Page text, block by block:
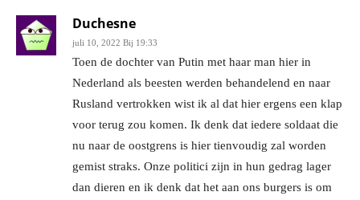
Duchesne
juli 10, 2022 Bij 19:33
Toen de dochter van Putin met haar man hier in
Nederland als beesten werden behandelend en naar
Rusland vertrokken wist ik al dat hier ergens een klap
voor terug zou komen. Ik denk dat iedere soldaat die
nu naar de oostgrens is hier tienvoudig zal worden
gemist straks. Onze politici zijn in hun gedrag lager
dan dieren en ik denk dat het aan ons burgers is om